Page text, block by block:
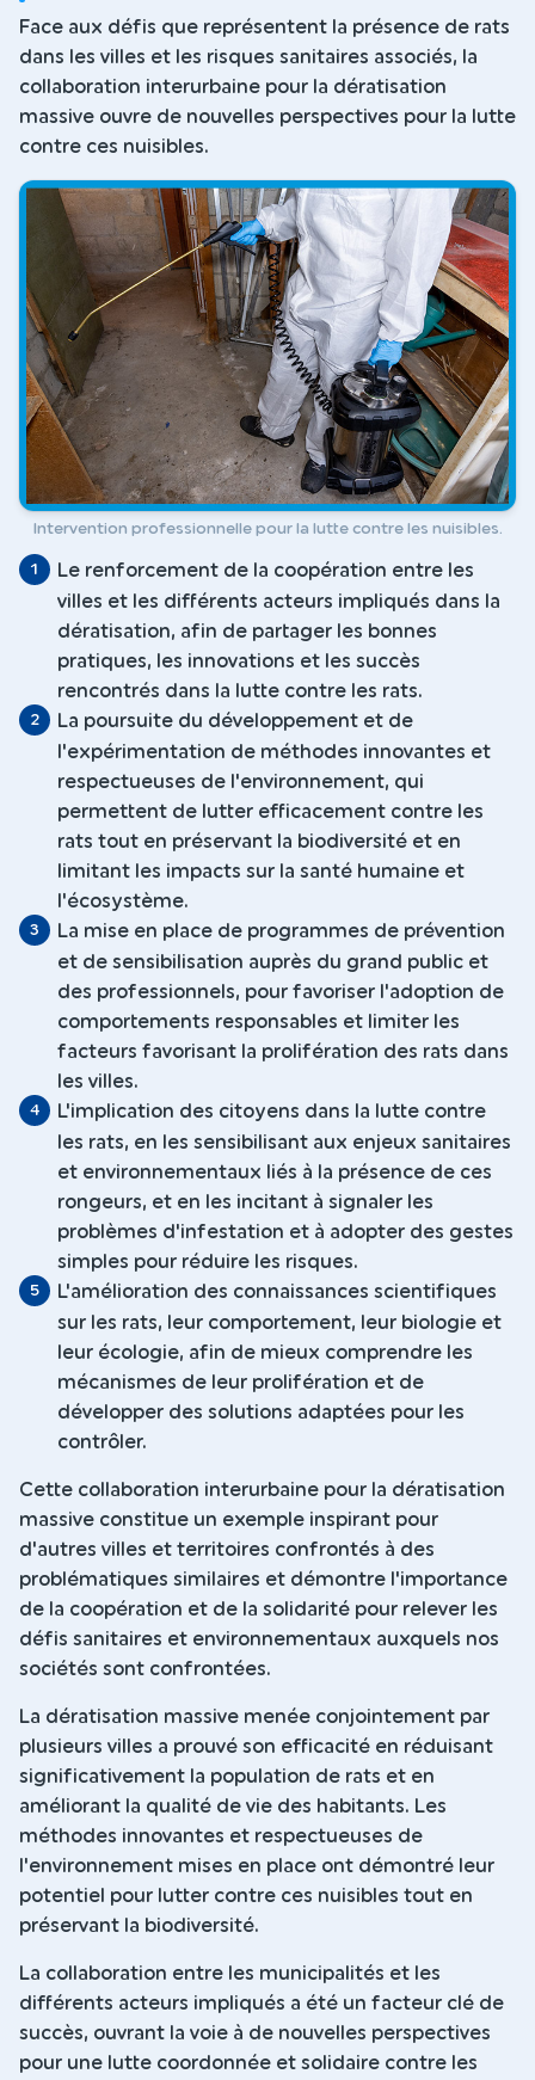
Face aux défis que représentent la présence de rats
dans les villes et les risques sanitaires associés, la
collaboration interurbaine pour la dératisation
massive ouvre de nouvelles perspectives pour la lutte
contre ces nuisibles.
Intervention professionnelle pour la lutte contre les nuisibles.
Le renforcement de la coopération entre les
villes et les différents acteurs impliqués dans la
dératisation, afin de partager les bonnes
pratiques, les innovations et les succès
rencontrés dans la lutte contre les rats.
La poursuite du développement et de
l'expérimentation de méthodes innovantes et
respectueuses de l'environnement, qui
permettent de lutter efficacement contre les
rats tout en préservant la biodiversité et en
limitant les impacts sur la santé humaine et
l'écosystème.
La mise en place de programmes de prévention
et de sensibilisation auprès du grand public et
des professionnels, pour favoriser l'adoption de
comportements responsables et limiter les
facteurs favorisant la prolifération des rats dans
les villes.
L'implication des citoyens dans la lutte contre
les rats, en les sensibilisant aux enjeux sanitaires
et environnementaux liés à la présence de ces
rongeurs, et en les incitant à signaler les
problèmes d'infestation et à adopter des gestes
simples pour réduire les risques.
L'amélioration des connaissances scientifiques
sur les rats, leur comportement, leur biologie et
leur écologie, afin de mieux comprendre les
mécanismes de leur prolifération et de
développer des solutions adaptées pour les
contrôler.
Cette collaboration interurbaine pour la dératisation
massive constitue un exemple inspirant pour
d'autres villes et territoires confrontés à des
problématiques similaires et démontre l'importance
de la coopération et de la solidarité pour relever les
défis sanitaires et environnementaux auxquels nos
sociétés sont confrontées.
La dératisation massive menée conjointement par
plusieurs villes a prouvé son efficacité en réduisant
significativement la population de rats et en
améliorant la qualité de vie des habitants. Les
méthodes innovantes et respectueuses de
l'environnement mises en place ont démontré leur
potentiel pour lutter contre ces nuisibles tout en
préservant la biodiversité.
La collaboration entre les municipalités et les
différents acteurs impliqués a été un facteur clé de
succès, ouvrant la voie à de nouvelles perspectives
pour une lutte coordonnée et solidaire contre les